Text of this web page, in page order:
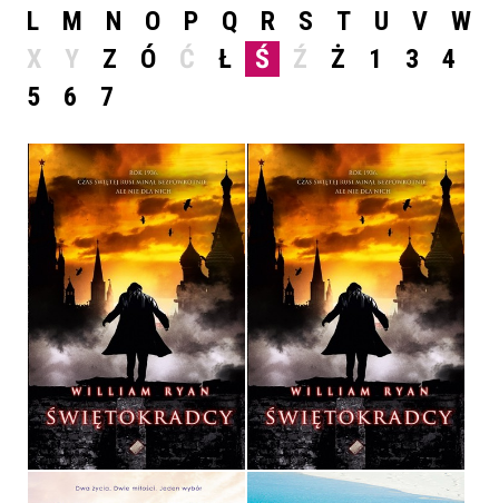
L
M N O P Q R S T U V
W
X
Y Z Ó Ć Ł Ś Ź Ż 1 3
4
5
6 7
ŚWIĘTOKRADCY
WILLIAM RYAN
OPRAWA MIĘKKA
32,90 ZŁ
ŚWIĘTOKRADCY
WILLIAM RYAN
OPRAWA TWARDA
36,90 ZŁ